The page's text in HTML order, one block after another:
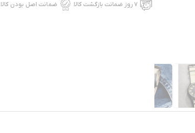
۷ روز ضمانت بازگشت کالا ضمانت اصل بودن کالا